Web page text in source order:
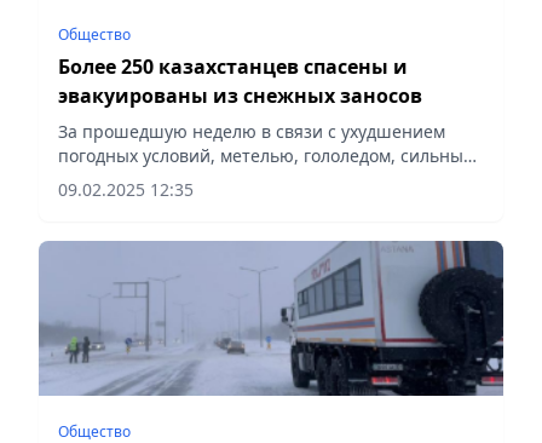
Общество
Более 250 казахстанцев спасены и
эвакуированы из снежных заносов
За прошедшую неделю в связи с ухудшением
погодных условий, метелью, гололедом, сильным
ветром и нулевой видимостью, спасателями МЧС
спасено и эвакуировано 253 человека, из них 34...
09.02.2025 12:35
Общество